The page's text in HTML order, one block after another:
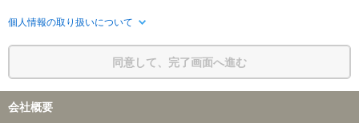
個人情報の取り扱いについて
同意して、完了画面へ進む
会社概要